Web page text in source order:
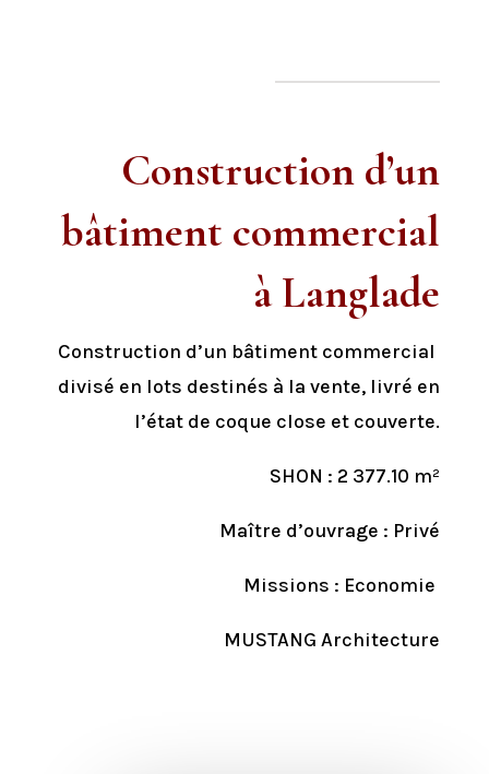
Construction d’un
bâtiment commercial
à Langlade
Construction d’un bâtiment commercial
divisé en lots destinés à la vente, livré en
l’état de coque close et couverte.
SHON : 2 377.10 m²
Maître d’ouvrage : Privé
Missions : Economie
MUSTANG Architecture